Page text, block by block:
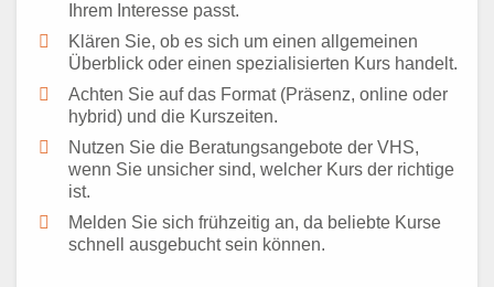
Ihrem Interesse passt.
Klären Sie, ob es sich um einen allgemeinen
Überblick oder einen spezialisierten Kurs handelt.
Achten Sie auf das Format (Präsenz, online oder
hybrid) und die Kurszeiten.
Nutzen Sie die Beratungsangebote der VHS,
wenn Sie unsicher sind, welcher Kurs der richtige
ist.
Melden Sie sich frühzeitig an, da beliebte Kurse
schnell ausgebucht sein können.